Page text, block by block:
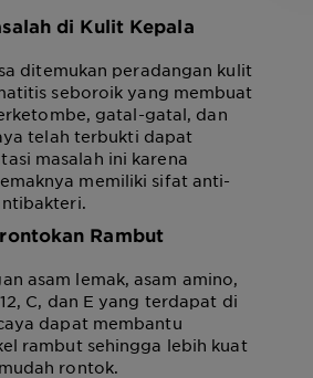
di Kulit Kepala
ditemukan peradangan kulit
seboroik yang membuat
gatal-gatal, dan
telah terbukti dapat
masalah ini karena
memiliki sifat anti-
Rambut
asam lemak, asam amino,
C, dan E yang terdapat di
dapat membantu
rambut sehingga lebih kuat
rontok.